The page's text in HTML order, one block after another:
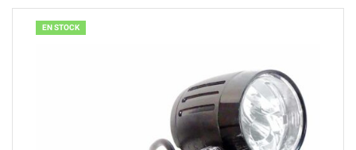
EN STOCK